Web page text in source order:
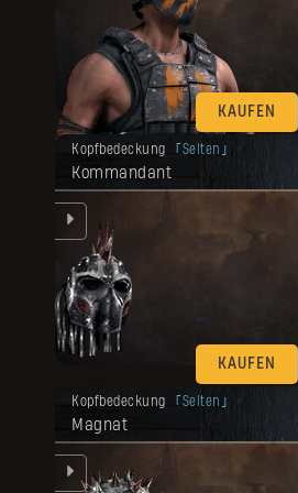
KAUFEN
Kopfbedeckung Selten
Kommandant
KAUFEN
Deine Belohnung ist freigeschaltet
worden.
Kopfbedeckung Selten
Magnat
Deine Belohnung ist freigeschaltet
worden.